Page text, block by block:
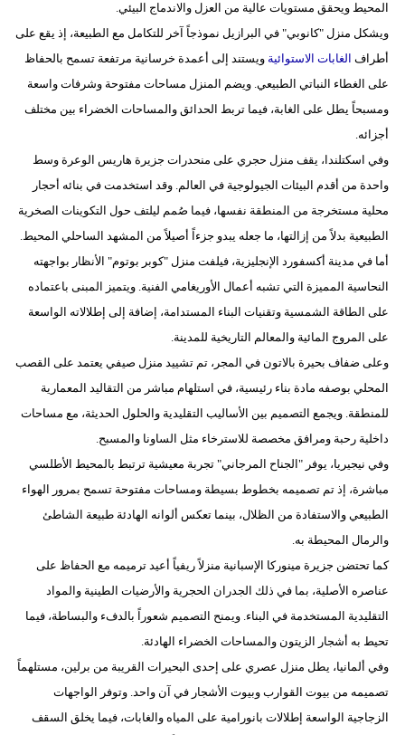
المحيط ويحقق مستويات عالية من العزل والاندماج البيئي.
ويشكل منزل "كانوبي" في البرازيل نموذجاً آخر للتكامل مع الطبيعة، إذ يقع على
أطراف الغابات الاستوائية ويستند إلى أعمدة خرسانية مرتفعة تسمح بالحفاظ
على الغطاء النباتي الطبيعي. ويضم المنزل مساحات مفتوحة وشرفات واسعة
ومسبحاً يطل على الغابة، فيما تربط الحدائق والمساحات الخضراء بين مختلف
أجزائه.
وفي اسكتلندا، يقف منزل حجري على منحدرات جزيرة هاريس الوعرة وسط
واحدة من أقدم البيئات الجيولوجية في العالم. وقد استخدمت في بنائه أحجار
محلية مستخرجة من المنطقة نفسها، فيما صُمم ليلتف حول التكوينات الصخرية
الطبيعية بدلاً من إزالتها، ما جعله يبدو جزءاً أصيلاً من المشهد الساحلي المحيط.
أما في مدينة أكسفورد الإنجليزية، فيلفت منزل "كوبر بوتوم" الأنظار بواجهته
النحاسية المميزة التي تشبه أعمال الأوريغامي الفنية. ويتميز المبنى باعتماده
على الطاقة الشمسية وتقنيات البناء المستدامة، إضافة إلى إطلالاته الواسعة
على المروج المائية والمعالم التاريخية للمدينة.
وعلى ضفاف بحيرة بالاتون في المجر، تم تشييد منزل صيفي يعتمد على القصب
المحلي بوصفه مادة بناء رئيسية، في استلهام مباشر من التقاليد المعمارية
للمنطقة. ويجمع التصميم بين الأساليب التقليدية والحلول الحديثة، مع مساحات
داخلية رحبة ومرافق مخصصة للاسترخاء مثل الساونا والمسبح.
وفي نيجيريا، يوفر "الجناح المرجاني" تجربة معيشية ترتبط بالمحيط الأطلسي
مباشرة، إذ تم تصميمه بخطوط بسيطة ومساحات مفتوحة تسمح بمرور الهواء
الطبيعي والاستفادة من الظلال، بينما تعكس ألوانه الهادئة طبيعة الشاطئ
والرمال المحيطة به.
كما تحتضن جزيرة مينوركا الإسبانية منزلاً ريفياً أعيد ترميمه مع الحفاظ على
عناصره الأصلية، بما في ذلك الجدران الحجرية والأرضيات الطينية والمواد
التقليدية المستخدمة في البناء. ويمنح التصميم شعوراً بالدفء والبساطة، فيما
تحيط به أشجار الزيتون والمساحات الخضراء الهادئة.
وفي ألمانيا، يطل منزل عصري على إحدى البحيرات القريبة من برلين، مستلهماً
تصميمه من بيوت القوارب وبيوت الأشجار في آن واحد. وتوفر الواجهات
الزجاجية الواسعة إطلالات بانورامية على المياه والغابات، فيما يخلق السقف